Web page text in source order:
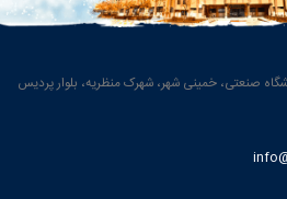
صنعتی، خمینی شهر، شهرک منظریه، بلوار پردیس